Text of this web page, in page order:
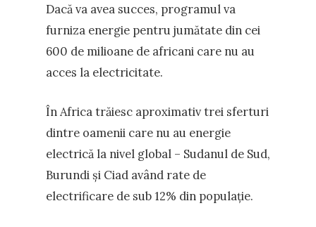
Dacă va avea succes, programul va
furniza energie pentru jumătate din cei
600 de milioane de africani care nu au
acces la electricitate.
În Africa trăiesc aproximativ trei sferturi
dintre oamenii care nu au energie
electrică la nivel global – Sudanul de Sud,
Burundi și Ciad având rate de
electrificare de sub 12% din populație.